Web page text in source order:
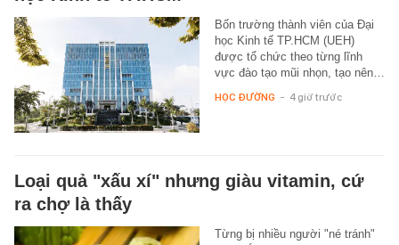
Bốn trường thành viên của Đại
học Kinh tế TP.HCM (UEH)
được tổ chức theo từng lĩnh
vực đào tạo mũi nhọn, tạo nên…
HỌC ĐƯỜNG - 4 giờ trước
Loại quả "xấu xí" nhưng giàu vitamin, cứ
ra chợ là thấy
Từng bị nhiều người "né tránh"